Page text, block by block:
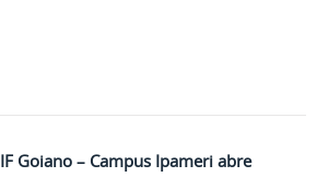
IF Goiano – Campus Ipameri abre